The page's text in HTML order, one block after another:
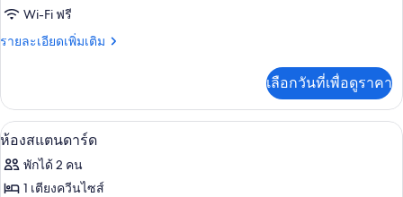
ของ
Ship
Wi-Fi ฟรี
รายละเอียดเพิ่มเติม
ราย
เกี่ยว
กับ
Ship
Suite
เลือกวันที่เพื่อดูราคา
เปิด
ภาพถ่าย
ทั้งหมด
เครื่องนอนระดับพรีเมียม, มินิบาร์, ตู้นิ
5
ห้องสแตนดาร์ด
พักได้ 2 คน
1 เตียงควีนไซส์